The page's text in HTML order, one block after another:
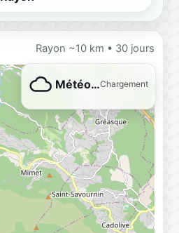
Rayon ~10 km • 30 jours
Météo…Chargement